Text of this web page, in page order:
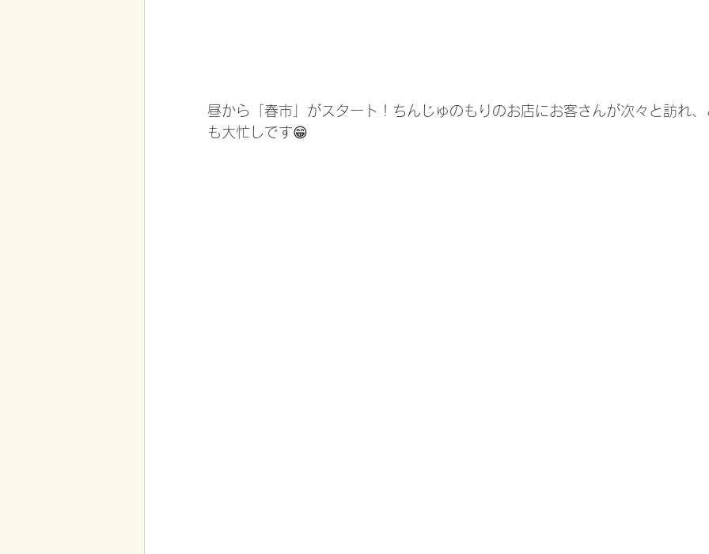
昼から「春市」がスタート！ちんじゅのもりのお店にお客さんが次々と訪れ
も大忙しです😁